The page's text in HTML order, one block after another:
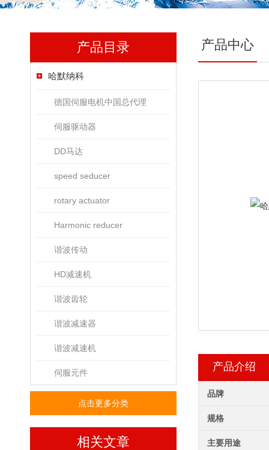
产品目录
哈默纳科
德国伺服电机中国总代理
伺服驱动器
DD马达
speed seducer
rotary actuator
Harmonic reducer
谐波传动
HD减速机
谐波齿轮
谐波减速器
谐波减速机
伺服元件
点击更多分类
相关文章
产品中心
产品介绍
品牌
规格
主要用途